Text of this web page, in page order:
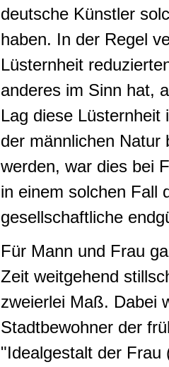
deutsche Künstler
haben. In der Regel
Lüsternheit
anderes im Sinn hat,
Lag diese Lüsternheit
der männlichen Natur
werden, war dies bei
in einem solchen Fall
gesellschaftliche
Für Mann und Frau
Zeit weitgehend
zweierlei Maß. Dabei
Stadtbewohner der
"Idealgestalt der